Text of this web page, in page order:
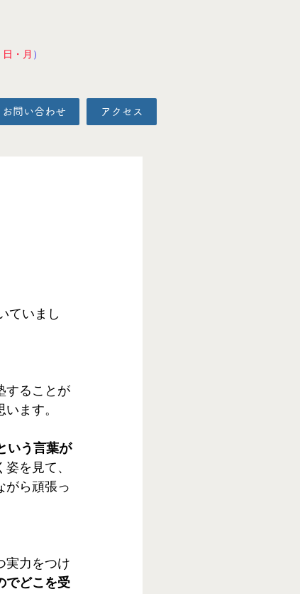
・月 ）
お問い合わせ アクセス
ていまし
することが
ます。
いう言葉が
を見て、
がら頑張っ
実力をつけ
でどこを受